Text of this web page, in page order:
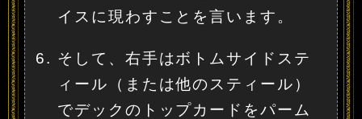
イスに現わすことを言います。
そして、右手はボトムサイドステ
ィール（または他のスティール）
でデックのトップカードをパーム